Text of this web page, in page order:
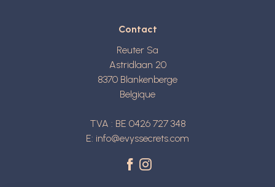
Contact
Reuter Sa
Astridlaan 20
8370 Blankenberge
Belgique
TVA : BE 0426 727 348
E: info@evyssecrets.com